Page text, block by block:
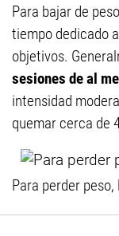
Para bajar de
tiempo dedicado
objetivos.
sesiones de al
intensidad
quemar cerca de
Para perder